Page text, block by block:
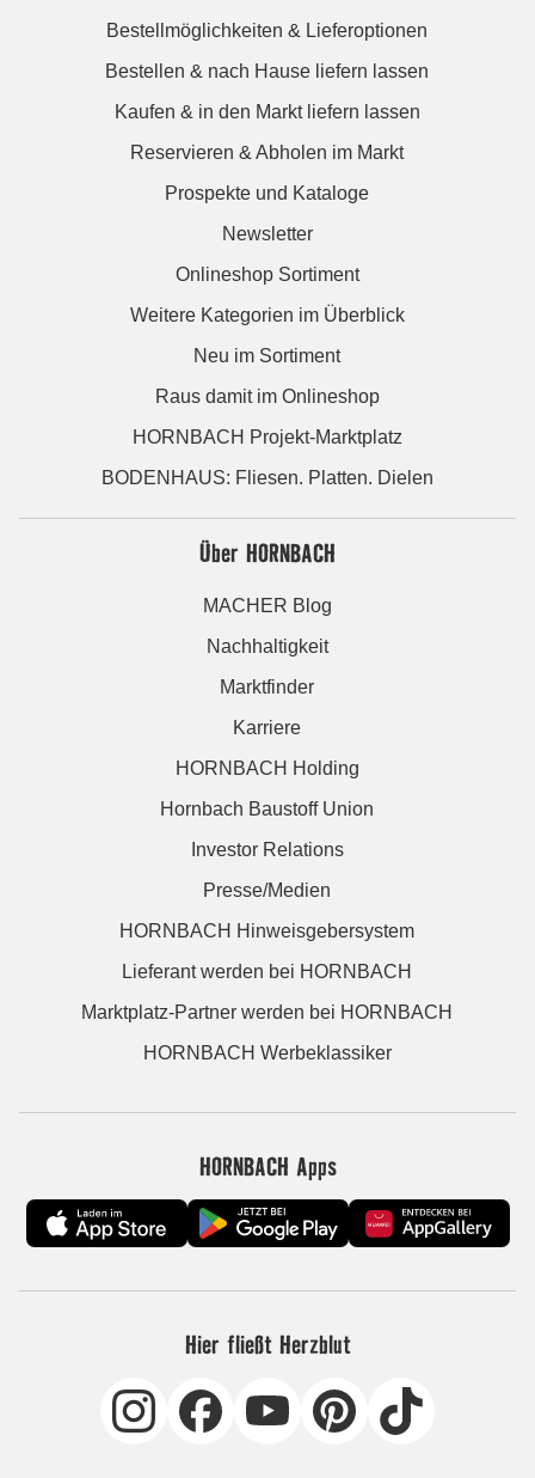
Bestellmöglichkeiten & Lieferoptionen
Bestellen & nach Hause liefern lassen
Kaufen & in den Markt liefern lassen
Reservieren & Abholen im Markt
Prospekte und Kataloge
Newsletter
Onlineshop Sortiment
Weitere Kategorien im Überblick
Neu im Sortiment
Raus damit im Onlineshop
HORNBACH Projekt-Marktplatz
BODENHAUS: Fliesen. Platten. Dielen
Über HORNBACH
MACHER Blog
Nachhaltigkeit
Marktfinder
Karriere
HORNBACH Holding
Hornbach Baustoff Union
Investor Relations
Presse/Medien
HORNBACH Hinweisgebersystem
Lieferant werden bei HORNBACH
Marktplatz-Partner werden bei HORNBACH
HORNBACH Werbeklassiker
HORNBACH Apps
Hier fließt Herzblut